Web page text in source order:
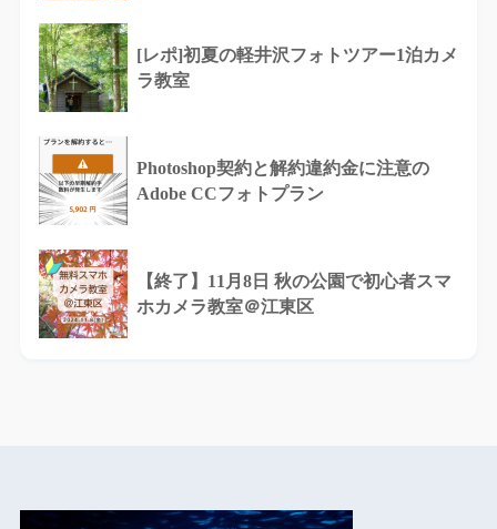
[レポ]初夏の軽井沢フォトツアー1泊カメ
ラ教室
Photoshop契約と解約違約金に注意の
Adobe CCフォトプラン
【終了】11月8日 秋の公園で初心者スマ
ホカメラ教室＠江東区